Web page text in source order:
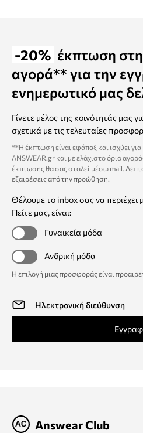
-20% έκπτωση
αγορά** για την
ενημερωτικό μας
Γίνετε μέλος της κοινότητάς μας
σχετικά με τις τελευταίες
**Η έκπτωση είναι εφάπαξ και ισχύει
ANSWEAR.gr και με ελάχιστο όριο
έκπτωσης θα σας σταλεί μέσω mail.
εξαιρέσεις από την προώθηση.
Θέλουμε το inbox σας να περιέχει
Πείτε μας, είναι:
Γυναικεία μόδα
Ανδρική μόδα
Η επιλογή μιας προσφοράς είναι
Answear Club